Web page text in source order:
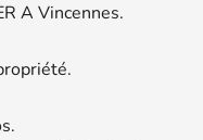
A Vincennes.